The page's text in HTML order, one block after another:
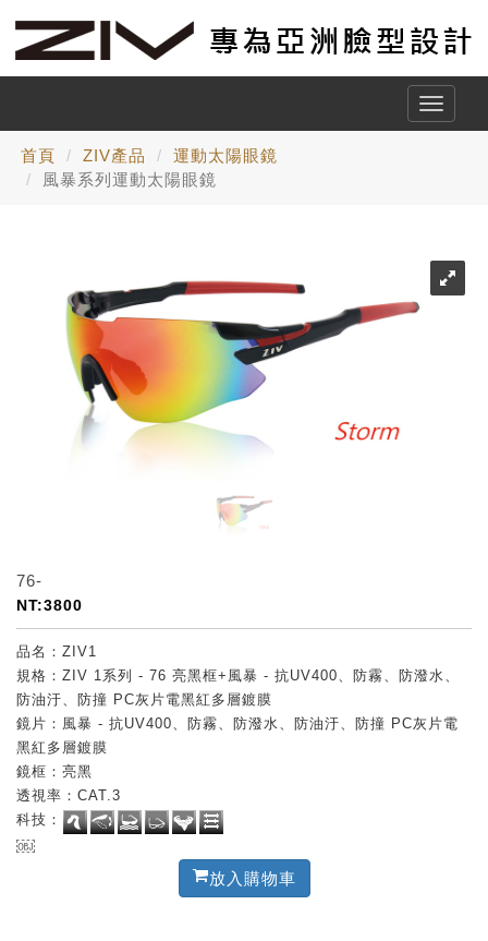
Toggle
首頁 ZIV產品
運動太陽眼鏡
風暴系列運動太陽眼鏡
76-
NT:3800
品名：ZIV1
規格：ZIV 1系列 - 76 亮黑框+風暴 - 抗UV400、防霧、防潑水、
防油汙、防撞 PC灰片電黑紅多層鍍膜
鏡片：風暴 - 抗UV400、防霧、防潑水、防油汙、防撞 PC灰片電
黑紅多層鍍膜
鏡框：亮黑
透視率：CAT.3
科技：
￼
放入購物車